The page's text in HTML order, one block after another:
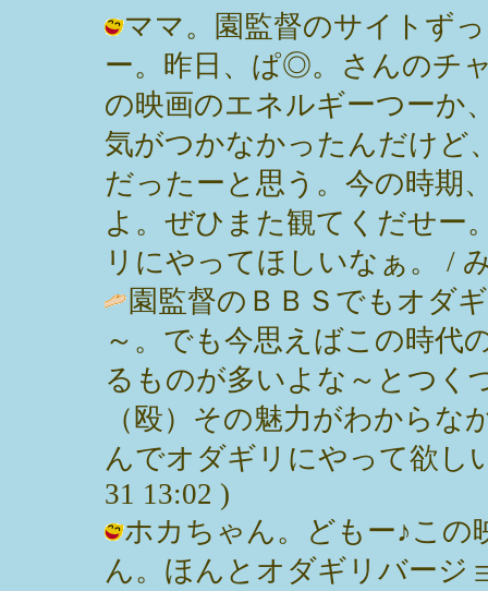
ママ。園監督のサイトず
ー。昨日、ぱ◎。さんのチ
の映画のエネルギーつーか
気がつかなかったんだけど
だったーと思う。今の時期
よ。ぜひまた観てくだせー
リにやってほしいなぁ。 /
園監督のＢＢＳでもオダ
～。でも今思えばこの時代
るものが多いよな～とつく
（殴）その魅力がわから
んでオダギリにやって欲し
31 13:02 )
ホカちゃん。どもー♪この
ん。ほんとオダギリバージ